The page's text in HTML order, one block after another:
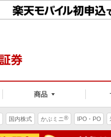
商品
国内株式 かぶミニ® IPO・PO